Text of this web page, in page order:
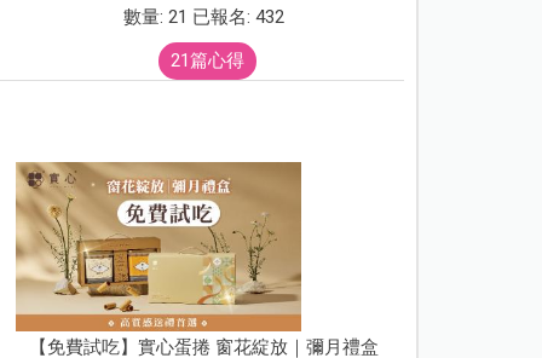
數量: 21 已報名: 432
21篇心得
【免費試吃】實心蛋捲 窗花綻放｜彌月禮盒